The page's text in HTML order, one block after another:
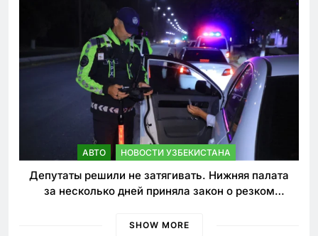
АВТО НОВОСТИ УЗБЕКИСТАНА
Депутаты решили не затягивать. Нижняя палата
за несколько дней приняла закон о резком
SHOW MORE